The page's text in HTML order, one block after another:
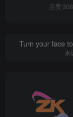
点赞 308
Turn your face
永